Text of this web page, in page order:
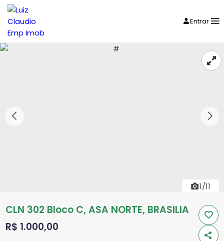
Entrar
1/11
CLN 302 Bloco C, ASA NORTE, BRASILIA
R$ 1.000,00